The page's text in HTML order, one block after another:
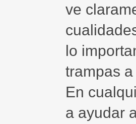
ve
lo
trampas
En
a ayudar